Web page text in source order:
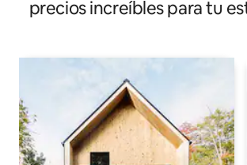
precios increíbles para tu